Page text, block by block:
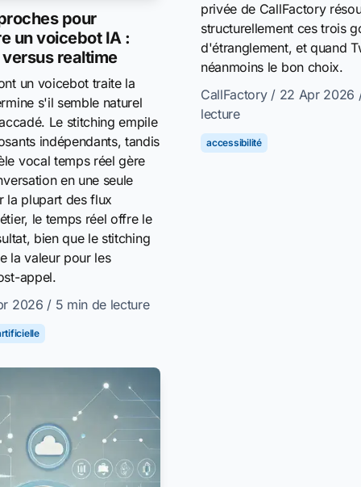
pour
un voicebot IA :
realtime
un voicebot traite la
s'il semble naturel
Le stitching empile
indépendants, tandis
vocal temps réel gère
en une seule
la plupart des flux
le temps réel offre le
bien que le stitching
la valeur pour les
appel.
2026 / 5 min de lecture
privée de CallFactory
structurellement ces trois
d'étranglement, et quand
néanmoins le bon choix.
CallFactory / 22 Apr 2026
lecture
accessibilité